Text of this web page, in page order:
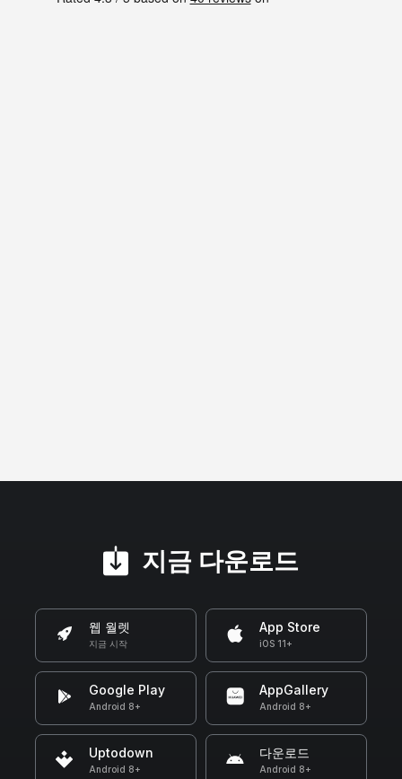
지금 다운로드
웹 월렛
지금 시작
App Store
iOS 11+
Google Play
Android 8+
AppGallery
Android 8+
Uptodown
Android 8+
다운로드
Android 8+